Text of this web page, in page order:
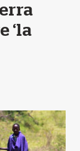
‘la